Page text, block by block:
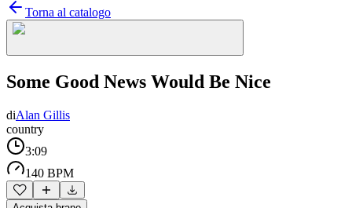
Torna al catalogo
Some Good News Would Be Nice
diAlan Gillis
country
3:09
140 BPM